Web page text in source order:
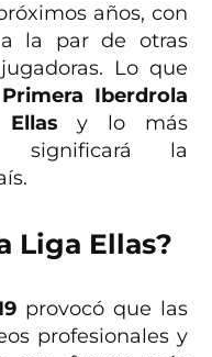
años, con
la par de otras
Lo que
Primera Iberdrola
y lo más
significará la
Liga Ellas?
provocó que las
profesionales y